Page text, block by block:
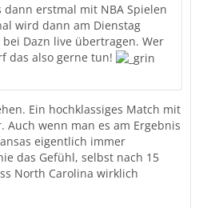
dann erstmal mit NBA Spielen
wird dann am Dienstag
Dazn live übertragen. Wer
das also gerne tun!
Ein hochklassiges Match mit
Auch wenn man es am Ergebnis
eigentlich immer
das Gefühl, selbst nach 15
North Carolina wirklich